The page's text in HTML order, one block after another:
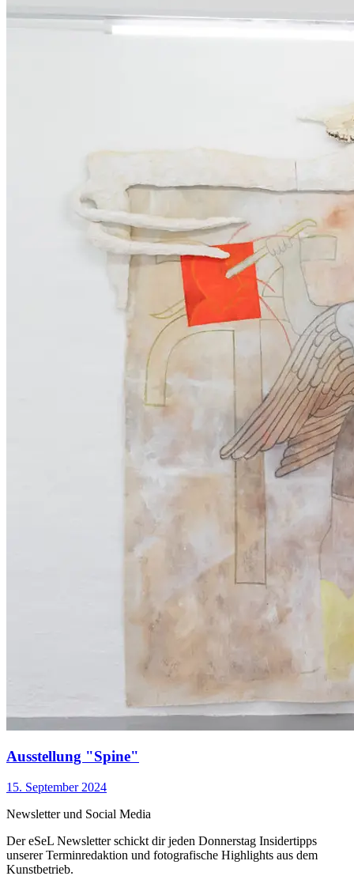
Ausstellung "Spine"
15. September 2024
Newsletter und Social Media
Der eSeL Newsletter schickt dir jeden Donnerstag Insidertipps
unserer Terminredaktion und fotografische Highlights aus dem
Kunstbetrieb.